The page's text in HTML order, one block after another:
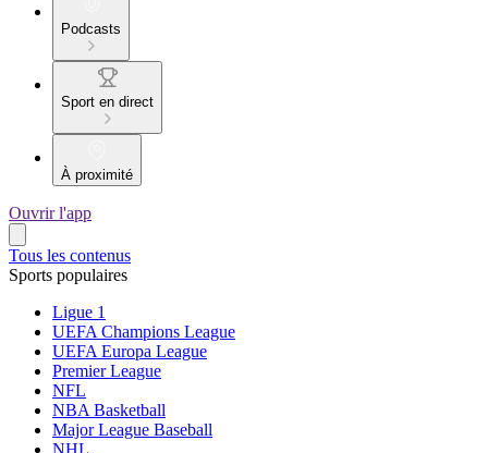
Podcasts
Sport en direct
À proximité
Ouvrir l'app
Tous les contenus
Sports populaires
Ligue 1
UEFA Champions League
UEFA Europa League
Premier League
NFL
NBA Basketball
Major League Baseball
NHL